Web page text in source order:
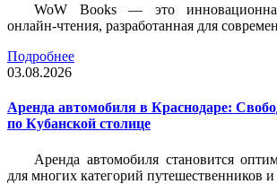
WoW Books — это
онлайн-чтения, разработанная для
Подробнее
03.08.2026
Аренда автомобиля в Краснодаре:
по Кубанской столице
Аренда автомобиля становится
для многих категорий путешественников